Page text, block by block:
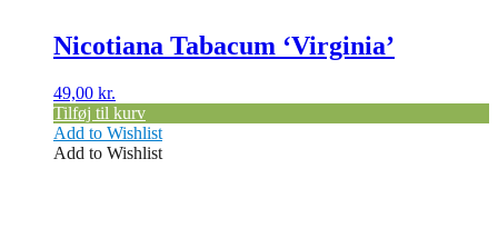
Nicotiana Tabacum ‘Virginia’
49,00 kr.
Tilføj til kurv
Add to Wishlist
Add to Wishlist